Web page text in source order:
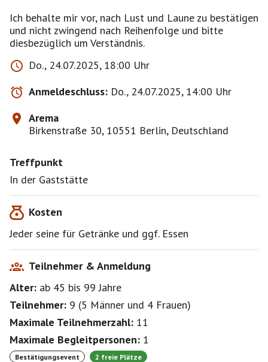
Ich behalte mir vor, nach Lust und Laune zu bestätigen
und nicht zwingend nach Reihenfolge und bitte
diesbezüglich um Verständnis.
Do., 24.07.2025, 18:00 Uhr
Anmeldeschluss: Do., 24.07.2025, 14:00 Uhr
Arema
Birkenstraße 30, 10551 Berlin, Deutschland
Treffpunkt
In der Gaststätte
Kosten
Jeder seine für Getränke und ggf. Essen
Teilnehmer & Anmeldung
Alter: ab 45 bis 99Jahre
Teilnehmer: 9 (5 Männer und 4 Frauen)
Maximale Teilnehmerzahl: 11
Maximale Begleitpersonen: 1
Bestätigungsevent 2 freie Plätze